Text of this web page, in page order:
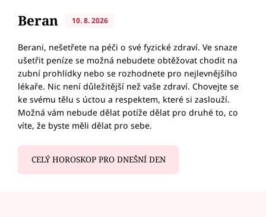
Beran 10. 8. 2026
Berani, nešetřete na péči o své fyzické zdraví. Ve snaze
ušetřit peníze se možná nebudete obtěžovat chodit na
zubní prohlídky nebo se rozhodnete pro nejlevnějšího
lékaře. Nic není důležitější než vaše zdraví. Chovejte se
ke svému tělu s úctou a respektem, které si zaslouží.
Možná vám nebude dělat potíže dělat pro druhé to, co
víte, že byste měli dělat pro sebe.
CELÝ HOROSKOP PRO DNEŠNÍ DEN